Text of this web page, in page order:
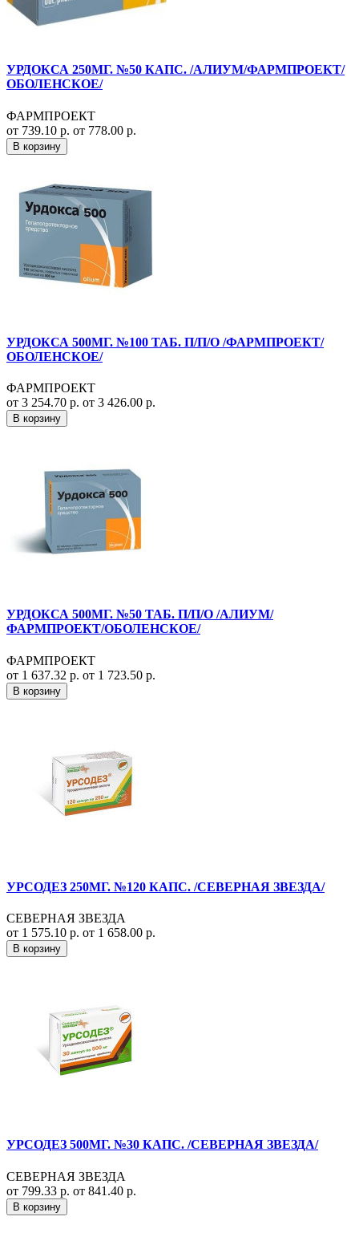
УРДОКСА 250МГ. №50 КАПС. /АЛИУМ/ФАРМПРОЕКТ/
ОБОЛЕНСКОЕ/
ФАРМПРОЕКТ
от 739.10 р. от 778.00 р.
В корзину
УРДОКСА 500МГ. №100 ТАБ. П/П/О /ФАРМПРОЕКТ/
ОБОЛЕНСКОЕ/
ФАРМПРОЕКТ
от 3 254.70 р. от 3 426.00 р.
В корзину
УРДОКСА 500МГ. №50 ТАБ. П/П/О /АЛИУМ/
ФАРМПРОЕКТ/ОБОЛЕНСКОЕ/
ФАРМПРОЕКТ
от 1 637.32 р. от 1 723.50 р.
В корзину
УРСОДЕЗ 250МГ. №120 КАПС. /СЕВЕРНАЯ ЗВЕЗДА/
СЕВЕРНАЯ ЗВЕЗДА
от 1 575.10 р. от 1 658.00 р.
В корзину
УРСОДЕЗ 500МГ. №30 КАПС. /СЕВЕРНАЯ ЗВЕЗДА/
СЕВЕРНАЯ ЗВЕЗДА
от 799.33 р. от 841.40 р.
В корзину